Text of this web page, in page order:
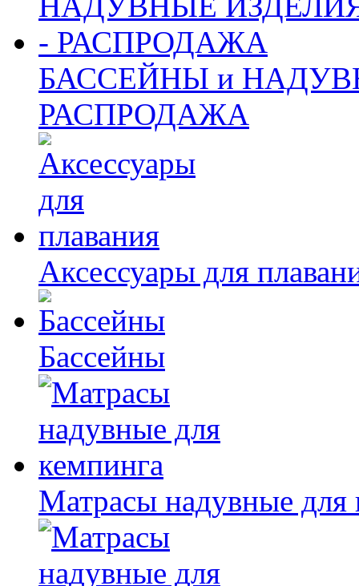
БАССЕЙНЫ и
РАСПРОДАЖА
Аксессуары для
Бассейны
Матрасы надувные для